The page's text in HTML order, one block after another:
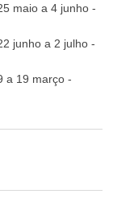
maio a 4 junho -
junho a 2 julho -
a 19 março -